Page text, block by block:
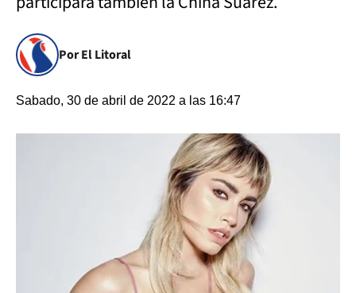
Por El Litoral
Sabado, 30 de abril de 2022 a las 16:47